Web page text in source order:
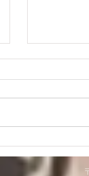
店舗営業に
らせ！